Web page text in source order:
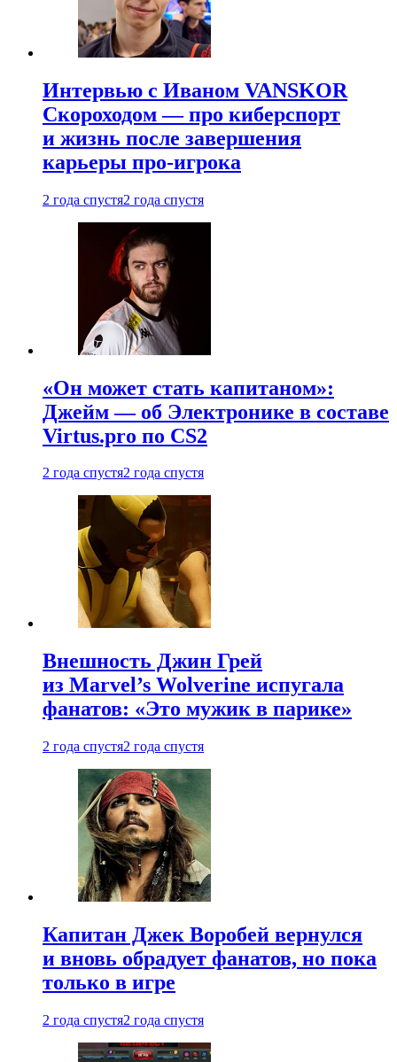
Интервью с Иваном VANSKOR
Скороходом — про киберспорт
и жизнь после завершения
карьеры про-игрока
2 года спустя2 года спустя
«Он может стать капитаном»:
Джейм — об Электронике в составе
Virtus.pro по CS2
2 года спустя2 года спустя
Внешность Джин Грей
из Marvel’s Wolverine испугала
фанатов: «Это мужик в парике»
2 года спустя2 года спустя
Капитан Джек Воробей вернулся
и вновь обрадует фанатов, но пока
только в игре
2 года спустя2 года спустя